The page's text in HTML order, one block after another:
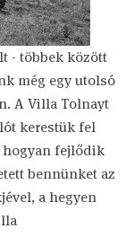
- többek között
még egy utolsó
A Villa Tolnayt
kerestük fel
hogyan fejlődik
bennünket az
a hegyen